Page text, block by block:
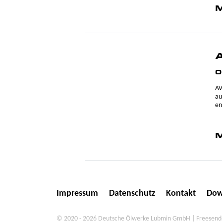
Impressum Datenschutz Kontakt
© 2020 - 2026 Deutsche Ölwerke Lubmin GmbH |